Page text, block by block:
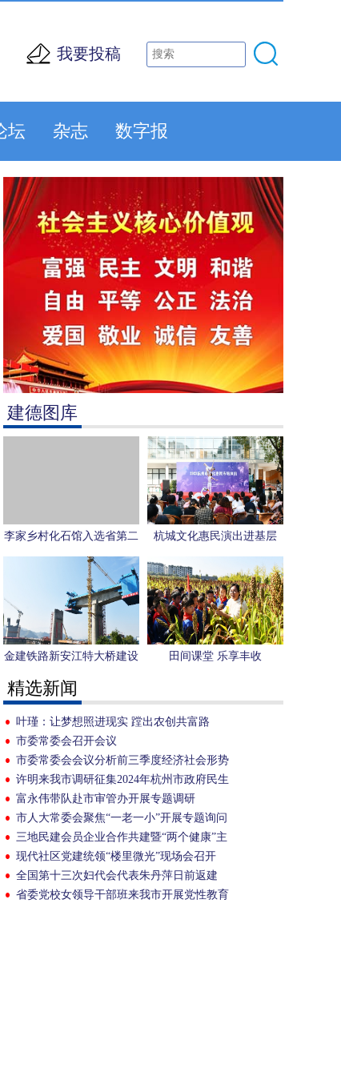
我要投稿
坛 杂志 数字报
建德图库
李家乡村化石馆入选省第二
批乡村博物馆
杭城文化惠民演出进基层
金建铁路新安江特大桥建设
忙
田间课堂 乐享丰收
精选新闻
叶瑾：让梦想照进现实 蹚出农创共富路
市委常委会召开会议
市委常委会会议分析前三季度经济社会形势
许明来我市调研征集2024年杭州市政府民生
实事项目
富永伟带队赴市审管办开展专题调研
市人大常委会聚焦“一老一小”开展专题询问
三地民建会员企业合作共建暨“两个健康”主
题交流活动举行
现代社区党建统领“楼里微光”现场会召开
全国第十三次妇代会代表朱丹萍日前返建
省委党校女领导干部班来我市开展党性教育